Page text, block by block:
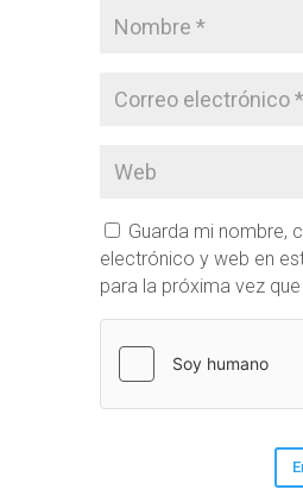
Guarda mi nombre,
electrónico y web en
para la próxima vez